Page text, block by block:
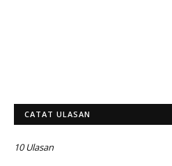
CATAT ULASAN
10 Ulasan